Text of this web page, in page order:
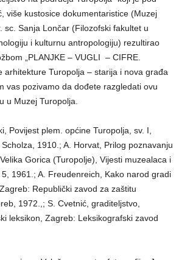
više kustosice dokumentaristice (Muzej
sc. Sanja Lončar (Filozofski fakultet u
i kulturnu antropologiju) rezultirao
„PLANJKE – VUGLI – CIFRE.
arhitekture Turopolja – starija i nova građa
vas pozivamo da dođete razgledati ovu
u Muzej Turopolja.
Povijest plem. općine Turopolja, sv. I,
1910.; A. Horvat, Prilog poznavanju
Gorica (Turopolje), Vijesti muzealaca i
1961.; A. Freudenreich, Kako narod gradi
Republički zavod za zaštitu
1972.,; S. Cvetnić, graditeljstvo,
leksikon, Zagreb: Leksikografski zavod